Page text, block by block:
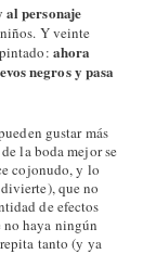
al personaje
Y veinte
ahora
negros y pasa
gustar más
la boda mejor se
cojonudo, y lo
que no
de efectos
no haya ningún
tanto (y ya